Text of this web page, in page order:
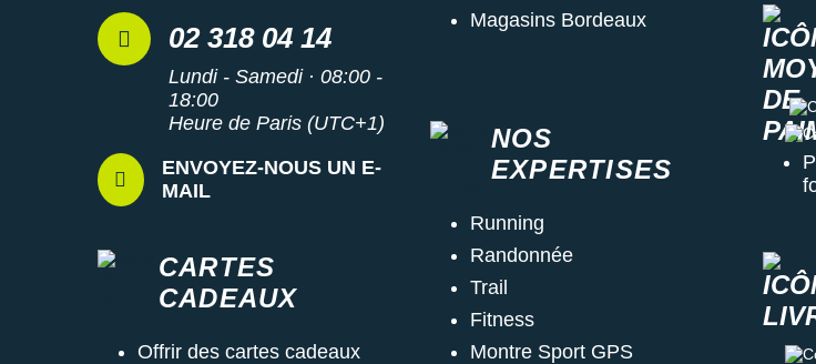
02 318 04 14
Lundi - Samedi · 08:00 -
18:00
Heure de Paris (UTC+1)
ENVOYEZ-NOUS UN E-
MAIL
CARTES
CADEAUX
Offrir des cartes cadeaux
Magasins Bordeaux
NOS
EXPERTISES
Running
Randonnée
Trail
Fitness
Montre Sport GPS